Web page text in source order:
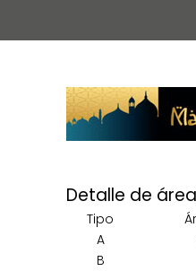
Detalle de
Tipo
A
B